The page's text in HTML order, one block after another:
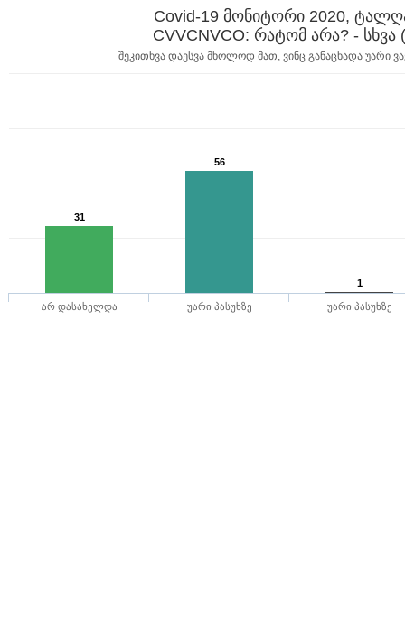
Covid-19 მონიტორი 2020,
CVVCNVCO: რატომ არა? - სხვა
შეკითხვა დაესვა მხოლოდ მათ, ვინც განაცხადა უარი
31
56
1
არ დასახელდა უარი პასუხზე უარი პასუხზე